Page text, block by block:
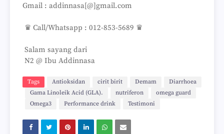
Gmail : addinnasa[@]gmail.com
♛ Call/Whatsapp : 012-853-5689 ♛
Salam sayang dari
N2 @ Ibu Addinnasa
Tags Antioksidan cirit birit Demam
Diarrhoea
Gama Linoleik Acid (GLA).
nutriferon
omega guard
Omega3
Performance drink Testimoni